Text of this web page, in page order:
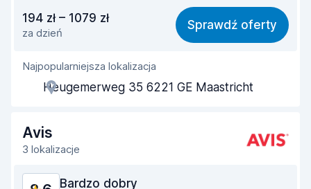
8,4
Łatwość znalezienia 8,7
Pomocność przedstawiciela
Szybkość odbioru
Szybkość zwrotu
Czystość samochodu
194 zł – 1079 zł
za dzień
Sprawdź oferty
Najpopularniejsza lokalizacja
Heugemerweg 35 6221 GE Maastricht
Avis
3 lokalizacje
Bardzo dobry